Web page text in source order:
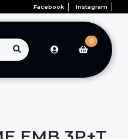
Facebook Instagram
0